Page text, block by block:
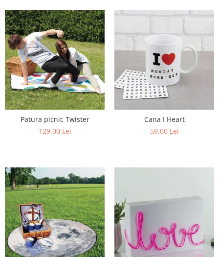
Patura picnic Twister
129,00 Lei
Cana I Heart
59,00 Lei